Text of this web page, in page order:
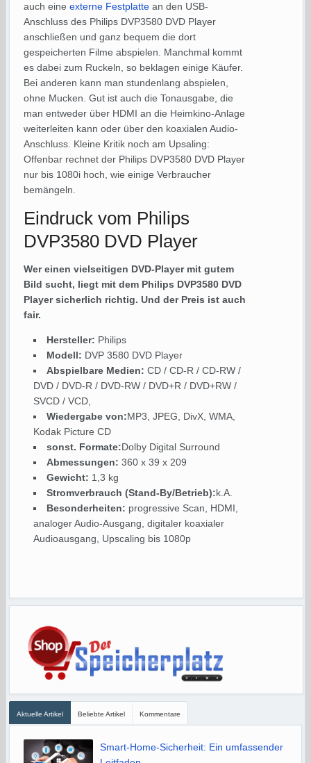
auch eineexterne Festplatte an den USB-
Anschluss des Philips DVP3580 DVD Player
anschließen und ganz bequem die dort
gespeicherten Filme abspielen. Manchmal kommt
es dabei zum Ruckeln, so beklagen einige Käufer.
Bei anderen kann man stundenlang abspielen,
ohne Mucken. Gut ist auch die Tonausgabe, die
man entweder über HDMI an die Heimkino-Anlage
weiterleiten kann oder über den koaxialen Audio-
Anschluss. Kleine Kritik noch am Upsaling:
Offenbar rechnet der Philips DVP3580 DVD Player
nur bis 1080i hoch, wie einige Verbraucher
bemängeln.
Eindruck vom Philips
DVP3580 DVD Player
Wer einen vielseitigen DVD-Player mit gutem
Bild sucht, liegt mit dem Philips DVP3580 DVD
Player sicherlich richtig. Und der Preis ist auch
fair.
Hersteller: Philips
Modell: DVP 3580 DVD Player
Abspielbare Medien: CD / CD-R / CD-RW /
DVD / DVD-R / DVD-RW / DVD+R / DVD+RW /
SVCD / VCD,
Wiedergabe von:MP3, JPEG, DivX, WMA,
Kodak Picture CD
sonst. Formate:Dolby Digital Surround
Abmessungen: 360 x 39 x 209
Gewicht: 1,3 kg
Stromverbrauch (Stand-By/Betrieb):k.A.
Besonderheiten: progressive Scan, HDMI,
analoger Audio-Ausgang, digitaler koaxialer
Audioausgang, Upscaling bis 1080p
Aktuelle Artikel Beliebte Artikel Kommentare
Smart-Home-Sicherheit: Ein umfassender